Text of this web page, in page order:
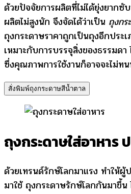
ด้วยปัจจัยการผลิตที่ไม่ได้ยุ่งยากซั
ผลิตไม่สูงนัก จึงจัดได้ว่าเป็น ถุงกร
ถุงกระดาษราคาถูกเป็นถุงอีกประ
เหมาะกับการบรรจุสิ่งของธรรมดา
ซึ่งคุณภาพการใช้งานก็อาจจะไม่ทน
สั่งพิมพ์ถุงกระดาษสีน้ำตาล
ถุงกระดาษใส่อาหาร
ด้วยเทรนด์รักษ์โลกมาแรง ทำให้
มาใช้ ถุงกระดาษรักษ์โลกกันมาขึ้น